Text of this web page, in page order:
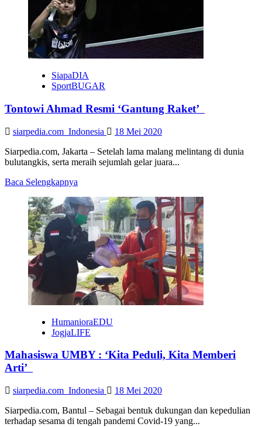
Pandemi
Covid-
SiapaDIA
SportBUGAR
Tontowi Ahmad Resmi ‘Gantung Raket’
siarpedia.com_Indonesia
18 Mei 2020
Siarpedia.com, Jakarta – Setelah lama malang melintang di dunia
bulutangkis, serta meraih sejumlah gelar juara...
Baca Selengkapnya
about
Tontowi
Ahmad
Resmi
‘Gantung
Raket’
HumanioraEDU
JogjaLIFE
Mahasiswa UMBY : ‘Kita Peduli, Kita Memberi
Arti’
siarpedia.com_Indonesia
18 Mei 2020
Siarpedia.com, Bantul – Sebagai bentuk dukungan dan kepedulian
terhadap sesama di tengah pandemi Covid-19 yang...